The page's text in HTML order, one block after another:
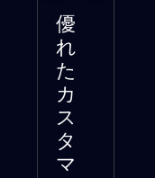
優
れ
た
カ
ス
タ
マ